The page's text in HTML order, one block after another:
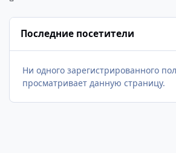
Последние посетители
Ни одного зарегистрированного
просматривает данную страницу.